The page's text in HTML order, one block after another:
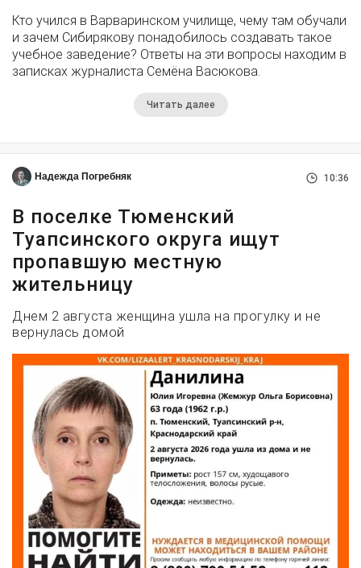
Кто учился в Варваринском училище, чему там обучали
и зачем Сибирякову понадобилось создавать такое
учебное заведение? Ответы на эти вопросы находим в
записках журналиста Семёна Васюкова.
Читать далее
Надежда Погребняк 10:36
В поселке Тюменский
Туапсинского округа ищут
пропавшую местную
жительницу
Днем 2 августа женщина ушла на прогулку и не
вернулась домой